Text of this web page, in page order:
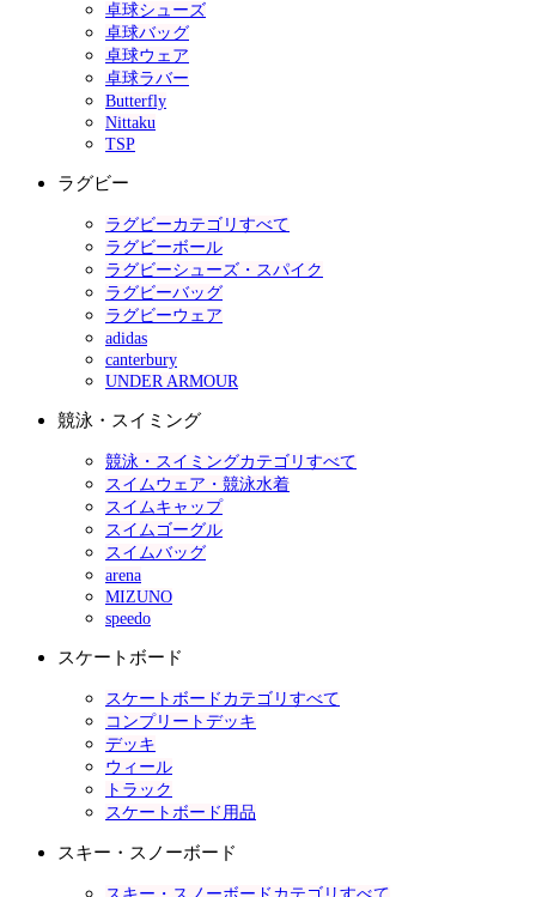
卓球シューズ
卓球バッグ
卓球ウェア
卓球ラバー
Butterfly
Nittaku
TSP
ラグビー
ラグビーカテゴリすべて
ラグビーボール
ラグビーシューズ・スパイク
ラグビーバッグ
ラグビーウェア
adidas
canterbury
UNDER ARMOUR
競泳・スイミング
競泳・スイミングカテゴリすべて
スイムウェア・競泳水着
スイムキャップ
スイムゴーグル
スイムバッグ
arena
MIZUNO
speedo
スケートボード
スケートボードカテゴリすべて
コンプリートデッキ
デッキ
ウィール
トラック
スケートボード用品
スキー・スノーボード